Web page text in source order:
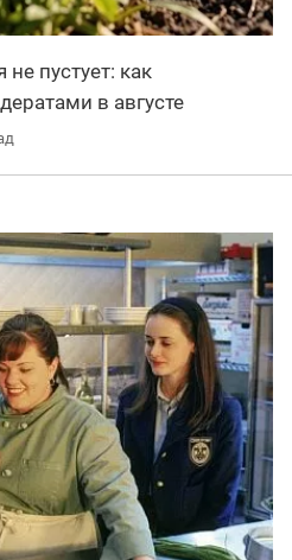
пустует: как
в августе